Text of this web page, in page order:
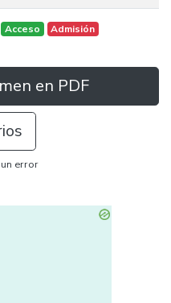
Acceso Admisión
en PDF
error